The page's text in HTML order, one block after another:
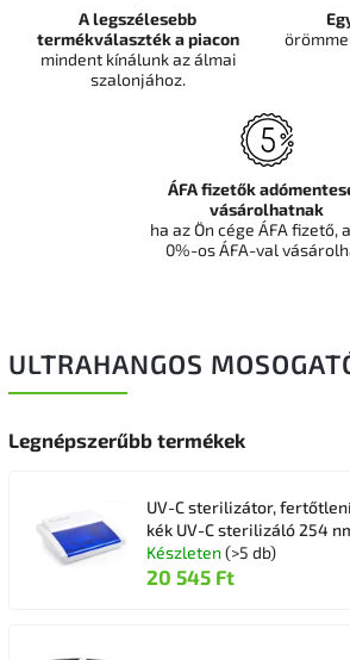
ULTRAHANGOS
Legnépszerűbb termékek
UV-C sterilizátor,
kék UV-C sterilizáló 254
Készleten (>5 db)
20 545 Ft
A legszélesebb
termékválaszték a piacon
mindent kínálunk az álmai
szalonjához.
ÁFA fizetők
vásárolhatnak
ha az Ön cége ÁFA fizető,
0%-os ÁFA-val